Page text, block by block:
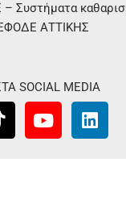
Συστήματα
ΑΤΤΙΚΗΣ
SOCIAL MEDIA
Y
o
L
i